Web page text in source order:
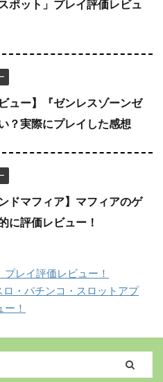
ポット」プレイ評価レビュ
ュー】『ゼンレスゾーンゼ
？実際にプレイした感想
ドマフィア】マフィアのゲ
に評価レビュー！
プレイ評価レビュー！
ロ・パチンコ・スロットアプ
！